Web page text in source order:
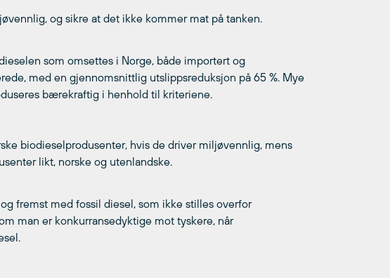
og sikre at det ikke kommer mat på tanken.
som omsettes i Norge, både importert og
med en gjennomsnittlig utslippsreduksjon på 65 %. Mye
bærekraftig i henhold til kriteriene.
biodieselprodusenter, hvis de driver miljøvennlig, mens
likt, norske og utenlandske.
fremst med fossil diesel, som ikke stilles overfor
man er konkurransedyktige mot tyskere, når